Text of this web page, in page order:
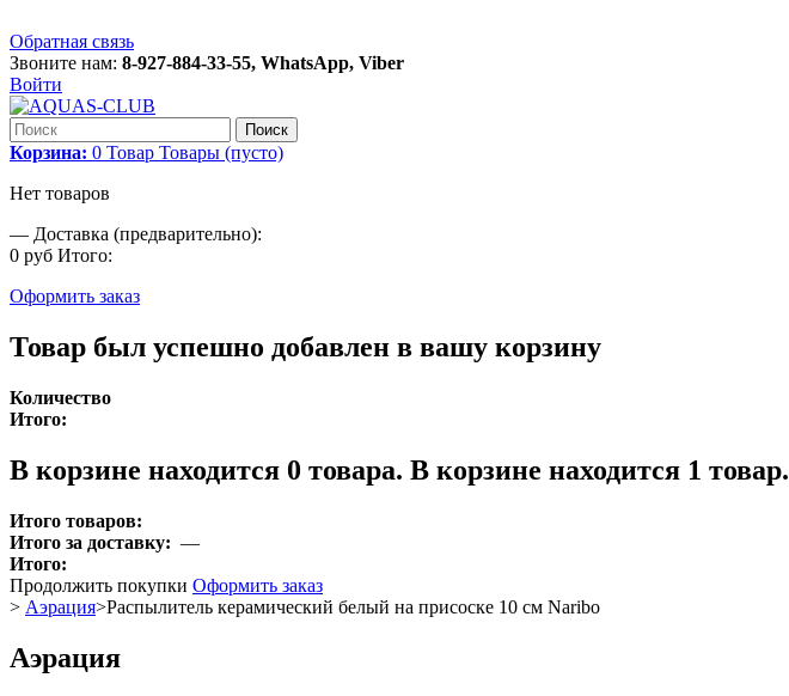
Обратная связь
Звоните нам: 8-927-884-33-55, WhatsApp, Viber
Войти
Поиск
Корзина: 0 Товар Товары (пусто)
Нет товаров
— Доставка (предварительно):
0 руб Итого:
Оформить заказ
Товар был успешно добавлен в вашу корзину
Количество
Итого:
В корзине находится 0 товара. В корзине находится 1 товар.
Итого товаров:
Итого за доставку: —
Итого:
Продолжить покупки Оформить заказ
> Аэрация>Распылитель керамический белый на присоске 10 см Naribo
Аэрация